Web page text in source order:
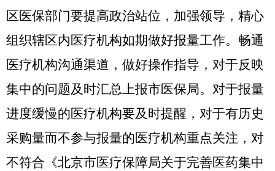
区医保部门要提高政治站位，加强领导，精心
组织辖区内医疗机构如期做好报量工作。畅通
医疗机构沟通渠道，做好操作指导，对于反映
集中的问题及时汇总上报市医保局。 对于报量
进度缓慢的医疗机构要及时提醒，对于有历史
采购量而不参与报量的医疗机构重点关注，对
不符合《北京市医疗保障局关于完善医药集中